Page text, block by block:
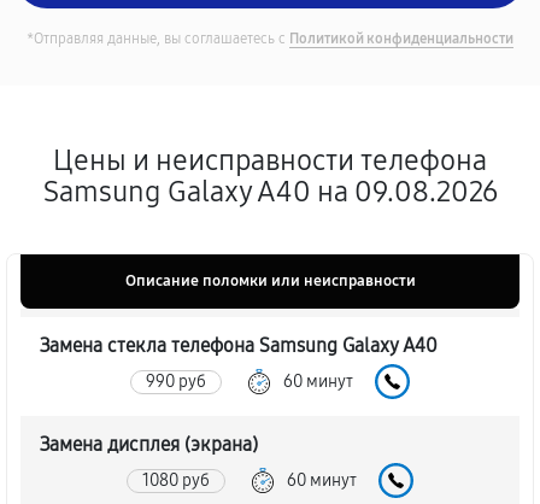
*Отправляя данные, вы соглашаетесь с Политикой конфиденциальности
Цены и неисправности телефона
Samsung Galaxy A40 на 09.08.2026
Описание поломки или неисправности
Замена стекла телефона Samsung Galaxy A40
990 руб 60 минут
Замена дисплея (экрана)
1080 руб 60 минут